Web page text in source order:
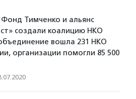
Тимченко и альянс
создали коалицию НКО
вошла 231 НКО
организации помогли 85 500